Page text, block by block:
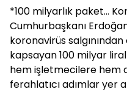
*100 milyarlık paket...
Cumhurbaşkanı
koronavirüs
kapsayan 100 milyar
hem işletmecilere hem
ferahlatıcı adımlar yer